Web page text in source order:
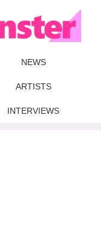
NEWS
ARTISTS
INTERVIEWS